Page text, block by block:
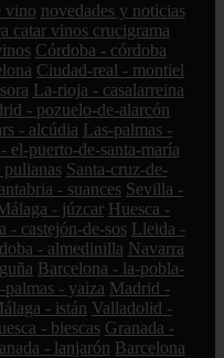
vino novedades y noticias
catar vinos crucigrama
Córdoba - córdoba
Ciudad-real - montiel
La-rioja - casalarreina
- pozuelo-de-alarcón
- alcúdia Las-palmas -
el-puerto-de-santa-maría
pulianas Santa-cruz-de-
- suances Sevilla -
- júzcar Huesca -
- castejón-de-sos Lleida -
- almedinilla Navarra
Barcelona - la-pobla-
palmas - yaiza Madrid -
- istán Valladolid -
- biescas Granada -
- lanjarón Barcelona